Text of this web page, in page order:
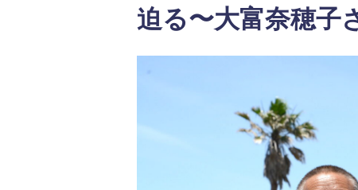
迫る〜大富奈穂子